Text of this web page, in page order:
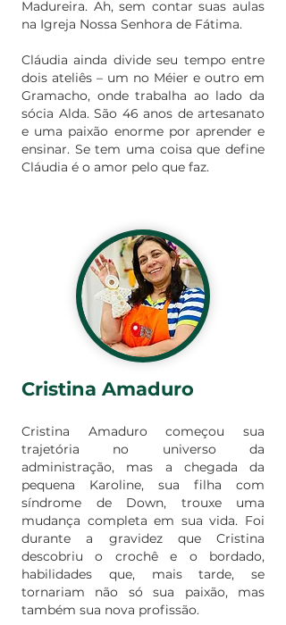
Madureira. Ah, sem contar suas aulas
na Igreja Nossa Senhora de Fátima.
Cláudia ainda divide seu tempo entre
dois ateliês – um no Méier e outro em
Gramacho, onde trabalha ao lado da
sócia Alda. São 46 anos de artesanato
e uma paixão enorme por aprender e
ensinar. Se tem uma coisa que define
Cláudia é o amor pelo que faz.
Cristina Amaduro
Cristina Amaduro começou sua
trajetória no universo da
administração, mas a chegada da
pequena Karoline, sua filha com
síndrome de Down, trouxe uma
mudança completa em sua vida. Foi
durante a gravidez que Cristina
descobriu o crochê e o bordado,
habilidades que, mais tarde, se
tornariam não só sua paixão, mas
também sua nova profissão.